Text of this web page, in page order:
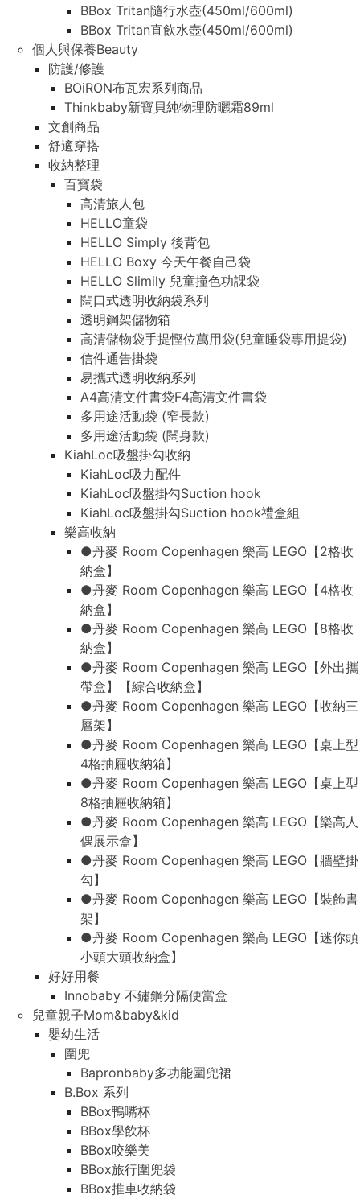
BBox Tritan隨行水壺(450ml/600ml)
BBox Tritan直飲水壺(450ml/600ml)
個人與保養Beauty
防護/修護
BOiRON布瓦宏系列商品
Thinkbaby新寶貝純物理防曬霜89ml
文創商品
舒適穿搭
收納整理
百寶袋
高清旅人包
HELLO童袋
HELLO Simply 後背包
HELLO Boxy 今天午餐自己袋
HELLO Slimily 兒童撞色功課袋
闊口式透明收納袋系列
透明鋼架儲物箱
高清儲物袋手提慳位萬用袋(兒童睡袋專用提袋)
信件通告掛袋
易攜式透明收納系列
A4高清文件書袋F4高清文件書袋
多用途活動袋 (窄長款)
多用途活動袋 (闊身款)
KiahLoc吸盤掛勾收納
KiahLoc吸力配件
KiahLoc吸盤掛勾Suction hook
KiahLoc吸盤掛勾Suction hook禮盒組
樂高收納
●丹麥 Room Copenhagen 樂高 LEGO【2格收
納盒】
●丹麥 Room Copenhagen 樂高 LEGO【4格收
納盒】
●丹麥 Room Copenhagen 樂高 LEGO【8格收
納盒】
●丹麥 Room Copenhagen 樂高 LEGO【外出攜
帶盒】【綜合收納盒】
●丹麥 Room Copenhagen 樂高 LEGO【收納三
層架】
●丹麥 Room Copenhagen 樂高 LEGO【桌上型
4格抽屜收納箱】
●丹麥 Room Copenhagen 樂高 LEGO【桌上型
8格抽屜收納箱】
●丹麥 Room Copenhagen 樂高 LEGO【樂高人
偶展示盒】
●丹麥 Room Copenhagen 樂高 LEGO【牆壁掛
勾】
●丹麥 Room Copenhagen 樂高 LEGO【裝飾書
架】
●丹麥 Room Copenhagen 樂高 LEGO【迷你頭
小頭大頭收納盒】
好好用餐
Innobaby 不鏽鋼分隔便當盒
兒童親子Mom&baby&kid
嬰幼生活
圍兜
Bapronbaby多功能圍兜裙
B.Box 系列
BBox鴨嘴杯
BBox學飲杯
BBox咬樂美
BBox旅行圍兜袋
BBox推車收納袋